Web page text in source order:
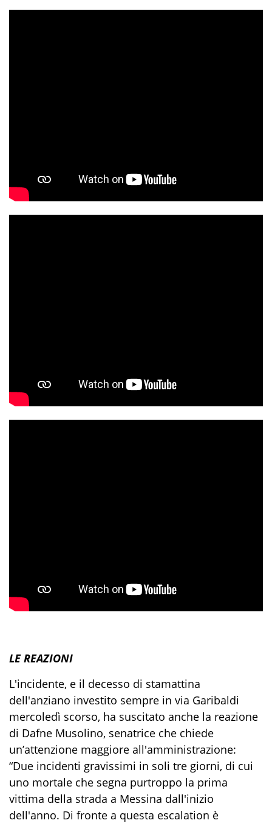
LE REAZIONI
L'incidente, e il decesso di stamattina
dell'anziano investito sempre in via Garibaldi
mercoledì scorso, ha suscitato anche la reazione
di Dafne Musolino, senatrice che chiede
un’attenzione maggiore all'amministrazione:
“Due incidenti gravissimi in soli tre giorni, di cui
uno mortale che segna purtroppo la prima
vittima della strada a Messina dall'inizio
dell'anno. Di fronte a questa escalation è